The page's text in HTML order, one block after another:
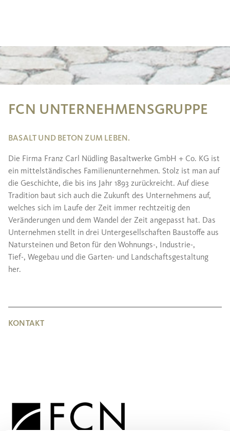
FCN UNTERNEHMENSGRUPPE
BASALT UND BETON ZUM LEBEN.
Die Firma Franz Carl Nüdling Basaltwerke GmbH + Co. KG ist
ein mittelständisches Familienunternehmen. Stolz ist man auf
die Geschichte, die bis ins Jahr 1893 zurückreicht. Auf diese
Tradition baut sich auch die Zukunft des Unternehmens auf,
welches sich im Laufe der Zeit immer rechtzeitig den
Veränderungen und dem Wandel der Zeit angepasst hat. Das
Unternehmen stellt in drei Untergesellschaften Baustoffe aus
Natursteinen und Beton für den Wohnungs-, Industrie-,
Tief-, Wegebau und die Garten- und Landschaftsgestaltung
her.
KONTAKT